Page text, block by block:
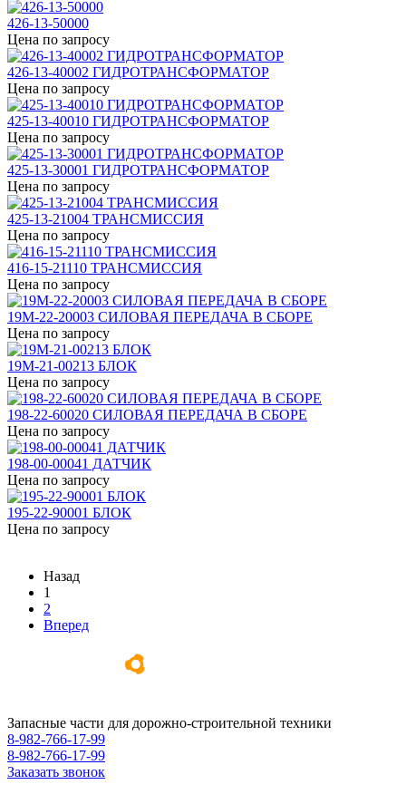
426-13-50000
Цена по запросу
426-13-40002 ГИДРОТРАНСФОРМАТОР
Цена по запросу
425-13-40010 ГИДРОТРАНСФОРМАТОР
Цена по запросу
425-13-30001 ГИДРОТРАНСФОРМАТОР
Цена по запросу
425-13-21004 ТРАНСМИССИЯ
Цена по запросу
416-15-21110 ТРАНСМИССИЯ
Цена по запросу
19M-22-20003 СИЛОВАЯ ПЕРЕДАЧА В СБОРЕ
Цена по запросу
19M-21-00213 БЛОК
Цена по запросу
198-22-60020 СИЛОВАЯ ПЕРЕДАЧА В СБОРЕ
Цена по запросу
198-00-00041 ДАТЧИК
Цена по запросу
195-22-90001 БЛОК
Цена по запросу
Назад
1
2
Вперед
Запасные части для дорожно-строительной техники
8-982-766-17-99
8-982-766-17-99
Заказать звонок